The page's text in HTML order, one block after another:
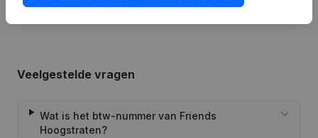
Veelgestelde vragen
Wat is het btw-nummer van Friends
Hoogstraten?